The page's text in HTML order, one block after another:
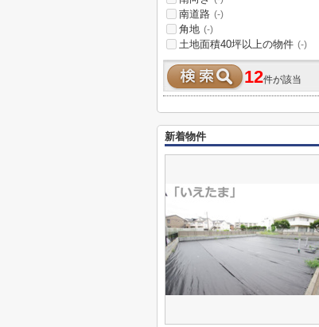
南道路 (-)
角地 (-)
土地面積40坪以上の物件 (-)
12件が該当
新着物件